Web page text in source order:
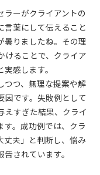
ラーがクライアントの
言葉にして伝えること
曇りましたね。その理
けることで、クライア
感します。
つつ、無理な提案や解
因です。失敗例として
えすぎた結果、クライ
す。成功例では、クラ
丈夫」と判断し、悩み
されています。